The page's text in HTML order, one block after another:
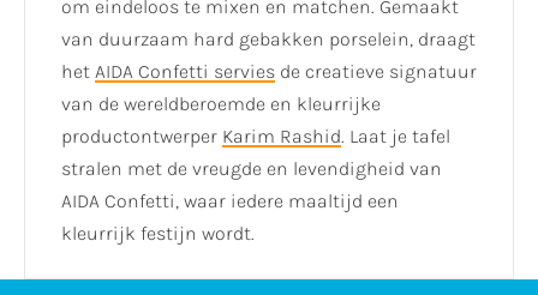
om eindeloos te mixen en matchen. Gemaakt
van duurzaam hard gebakken porselein, draagt
het AIDA Confetti servies de creatieve signatuur
van de wereldberoemde en kleurrijke
productontwerper Karim Rashid. Laat je tafel
stralen met de vreugde en levendigheid van
AIDA Confetti, waar iedere maaltijd een
kleurrijk festijn wordt.